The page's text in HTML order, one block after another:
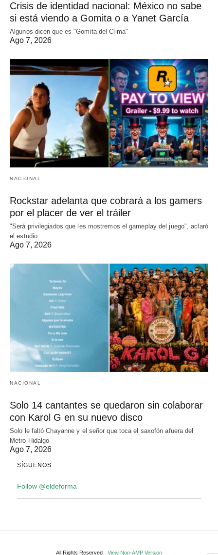
Crisis de identidad nacional: México no sabe
si está viendo a Gomita o a Yanet García
Algunos dicen que es "Gomita del Clima"
Ago 7, 2026
NACIONAL
Rockstar adelanta que cobrará a los gamers
por el placer de ver el tráiler
"Será privilegiados que les mostremos el gameplay del juego", aclaró
el estudio
Ago 7, 2026
NACIONAL
Solo 14 cantantes se quedaron sin colaborar
con Karol G en su nuevo disco
Solo le faltó Chayanne y el señor que toca el saxofón afuera del
Metro Hidalgo
Ago 7, 2026
SÍGUENOS
Follow @eldeforma
All Rights Reserved View Non-AMP Version